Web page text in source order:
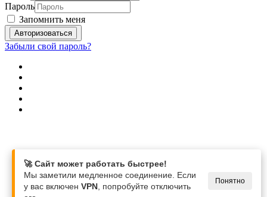
Пароль
Запомнить меня
Забыли свой пароль?
🚀 Сайт может работать быстрее!
Мы заметили медленное соединение. Если
у вас включен VPN , попробуйте отключить
Понятно